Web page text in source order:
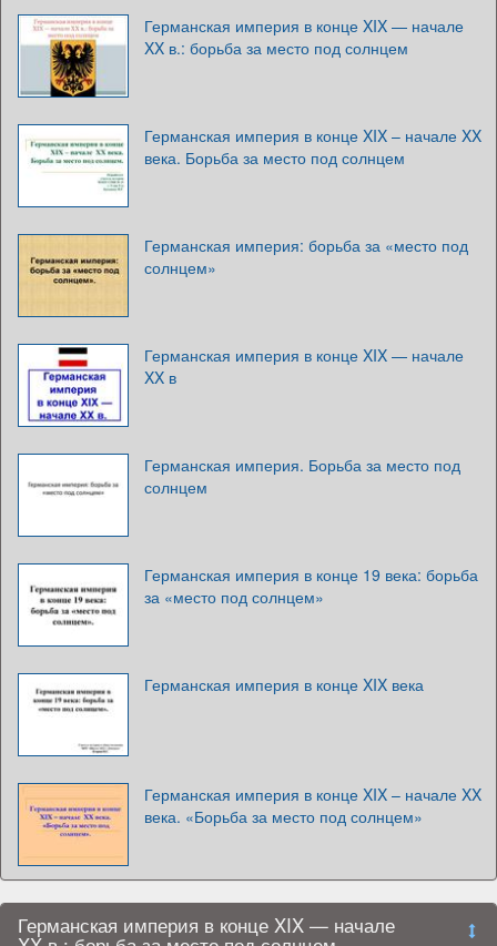
Германская империя в конце XIX — начале
XX в.: борьба за место под солнцем
Германская империя в конце XIX – начале XX
века. Борьба за место под солнцем
Германская империя: борьба за «место под
солнцем»
Германская империя в конце XIX — начале
XX в
Германская империя. Борьба за место под
солнцем
Германская империя в конце 19 века: борьба
за «место под солнцем»
Германская империя в конце XIX века
Германская империя в конце XIX – начале XX
века. «Борьба за место под солнцем»
Германская империя в конце XIX — начале